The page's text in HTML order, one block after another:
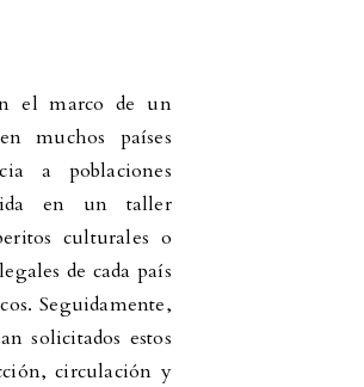
el marco de un
muchos países
a poblaciones
en un taller
culturales o
de cada país
Seguidamente,
solicitados estos
circulación y